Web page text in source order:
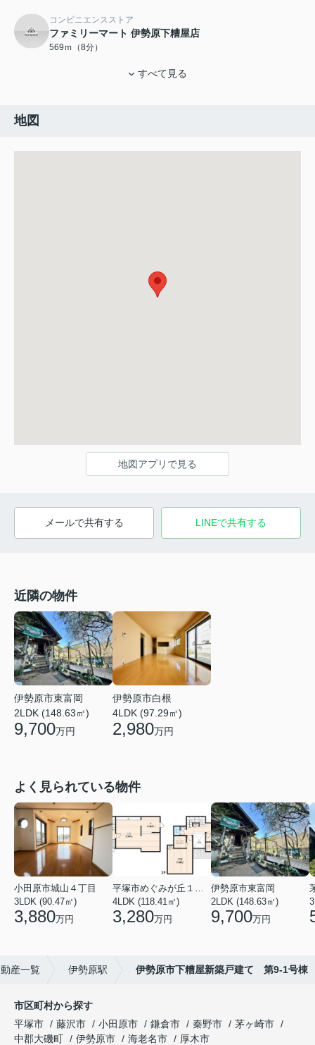
コンビニエンスストア
ファミリーマート 伊勢原下糟屋店
569ｍ（8分）
すべて見る
地図
地図アプリで見る
メールで共有する LINEで共有する
近隣の物件
伊勢原市東富岡
2LDK (148.63㎡)
9,700万円
伊勢原市白根
4LDK (97.29㎡)
2,980万円
よく見られている物件
小田原市城山４丁目
3LDK (90.47㎡)
3,880万円
4LDK (118.41㎡)
3,280万円
伊勢原市東富岡
2LDK (148.63㎡)
9,700万円
産一覧 伊勢原駅 伊勢原市下糟屋新築戸建て 第9-1号棟
市区町村から探す
平塚市
藤沢市 小田原市 鎌倉市 秦野市
茅ヶ崎市
中郡大磯町
伊勢原市 海老名市
厚木市